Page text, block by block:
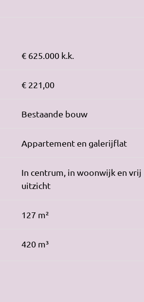
€ 625.000 k.k.
€ 221,00
Bestaande bouw
Appartement en galerijflat
In centrum, in woonwijk en vrij
uitzicht
127 m²
420 m³